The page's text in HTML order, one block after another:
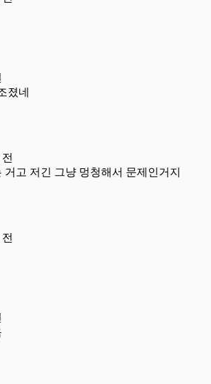
졌네
고 저긴 그냥 멍청해서 문제인거지